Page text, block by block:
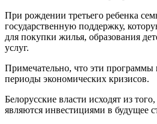
При рождении третьего ребенка
государственную поддержку,
для покупки жилья, образования
услуг.
Примечательно, что эти
периоды экономических кризисов.
Белорусские власти исходят из
являются инвестициями в будущее